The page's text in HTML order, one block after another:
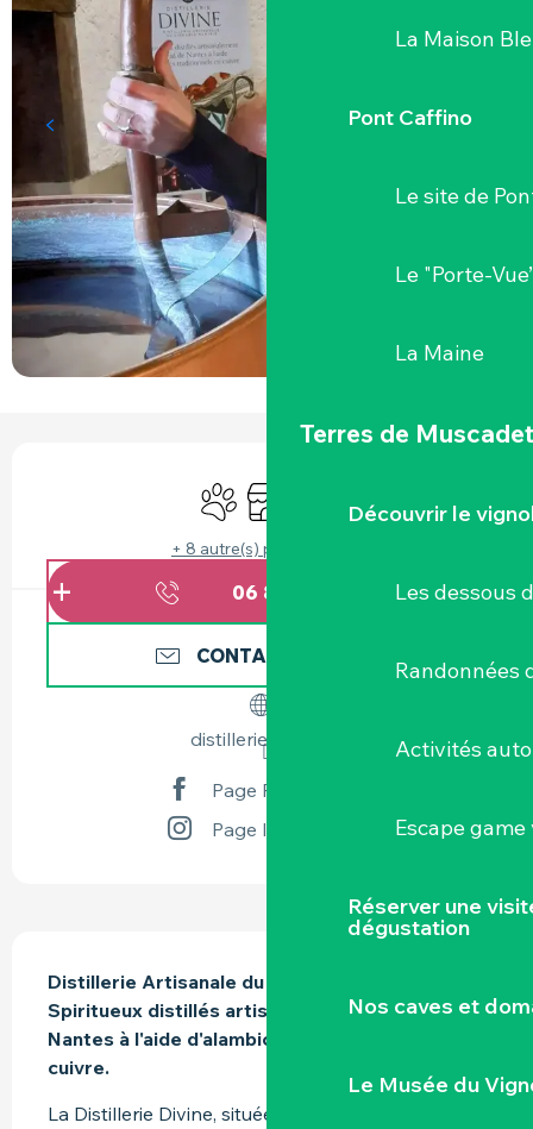
La Maison
Pont Caffino
Le site de
Le "Porte-
La Maine
Terres de Muscadet
Découvrir le
Les dessous
Randonnées
Activités
Escape
Réserver une
dégustation
Nos caves et
Le Musée du
Animaux acceptés
Boutique
+ 8 autre(s) prestation(s)
06 81 52 60
CONTACTEZ-NOUS
distillerie-divine.fr
Page Facebook
Page Instagram
Distillerie Artisanale du Vignoble Nantais ;
Spiritueux distillés artisanalement au sud de
Nantes à l'aide d'alambics traditionnels en
cuivre.
La Distillerie Divine, située à Vallet dans le